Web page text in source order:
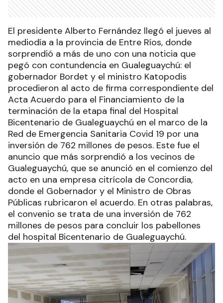
El presidente Alberto Fernández llegó el jueves al
mediodía a la provincia de Entre Ríos, donde
sorprendió a más de uno con una noticia que
pegó con contundencia en Gualeguaychú: el
gobernador Bordet y el ministro Katopodis
procedieron al acto de firma correspondiente del
Acta Acuerdo para el Financiamiento de la
terminación de la etapa final del Hospital
Bicentenario de Gualeguaychú en el marco de la
Red de Emergencia Sanitaria Covid 19 por una
inversión de 762 millones de pesos. Este fue el
anuncio que más sorprendió a los vecinos de
Gualeguaychú, que se anunció en el comienzo del
acto en una empresa citrícola de Concordia,
donde el Gobernador y el Ministro de Obras
Públicas rubricaron el acuerdo. En otras palabras,
el convenio se trata de una inversión de 762
millones de pesos para concluir los pabellones
del hospital Bicentenario de Gualeguaychú.